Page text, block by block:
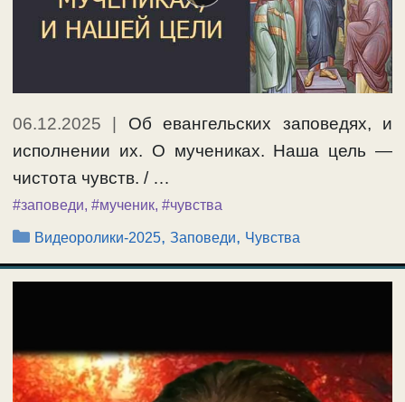
06.12.2025 | Об евангельских заповедях, и
исполнении их. О мучениках. Наша цель —
чистота чувств. / …
#заповеди, #мученик, #чувства
Рубрики
Видеоролики-2025,Заповеди, Чувства